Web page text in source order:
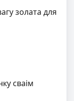
золата для
сваім